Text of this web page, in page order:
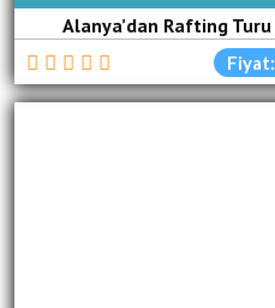
Alanya’dan Rafting
Fiyat: